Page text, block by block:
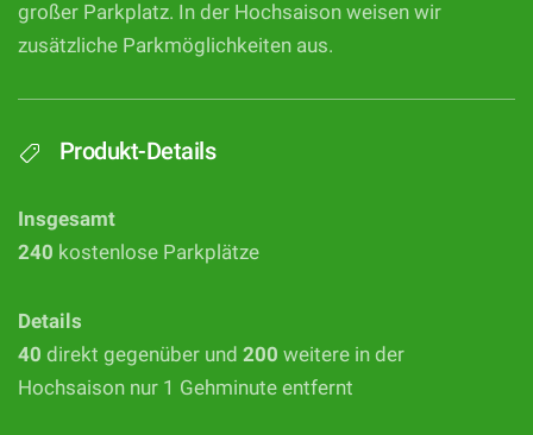
großer Parkplatz. In der Hochsaison weisen wir
zusätzliche Parkmöglichkeiten aus.
Produkt-Details
Insgesamt
240 kostenlose Parkplätze
Details
40 direkt gegenüber und 200 weitere in der
Hochsaison nur 1 Gehminute entfernt